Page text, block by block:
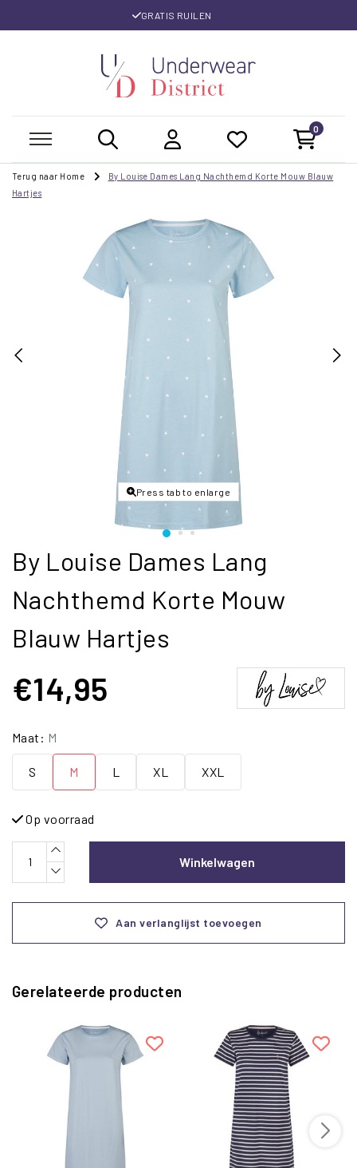
GRATIS RUILEN
0
Terug naar Home
By Louise Dames Lang Nachthemd Korte Mouw Blauw
Hartjes
Press tab to enlarge
By Louise Dames Lang
Nachthemd Korte Mouw
Blauw Hartjes
€14,95
Maat: M
S M L XL XXL
Op voorraad
Winkelwagen
Aan verlanglijst toevoegen
Gerelateerde producten